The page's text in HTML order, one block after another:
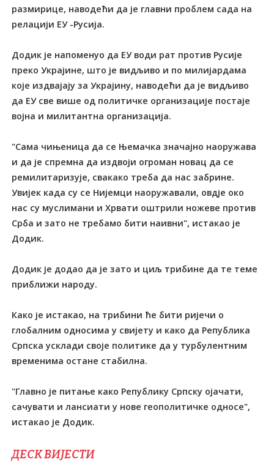
размирице, наводећи да је главни проблем сада на
релацији ЕУ -Русија.
Додик је напоменуо да ЕУ води рат против Русије
преко Украјине, што је видљиво и по милијардама
које издвајају за Украјину, наводећи да је видљиво
да ЕУ све више од политичке организације постаје
војна и милитантна организација.
"Сама чињеница да се Њемачка значајно наоружава
и да је спремна да издвоји огроман новац да се
ремилитаризује, свакако треба да нас забрине.
Увијек када су се Нијемци наоружавали, овдје око
нас су муслимани и Хрвати оштрили ножеве против
Срба и зато не требамо бити наивни", истакао је
Додик.
Додик је додао да је зато и циљ трибине да те теме
приближи народу.
Како је истакао, на трибини ће бити ријечи о
глобалним односима у свијету и како да Република
Српска усклади своје политике да у турбулентним
временима остане стабилна.
"Главно је питање како Републику Српску ојачати,
сачувати и лансиати у нове геополитичке односе",
истакао је Додик.
ДЕСК ВИЈЕСТИ